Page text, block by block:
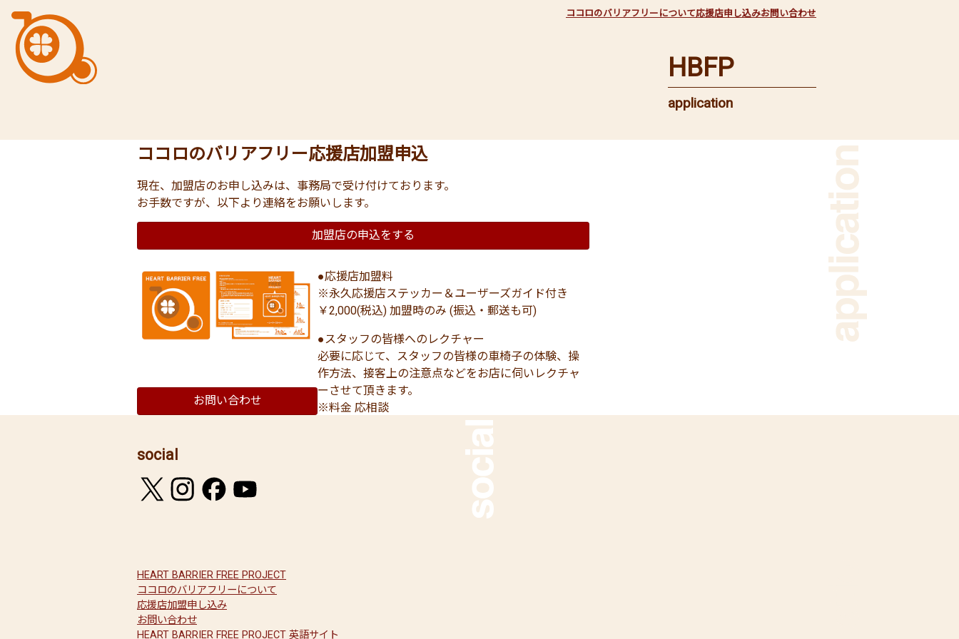
ココロのバリアフリーについて応援店申し込みお問い合わせ
HBFP
application
ココロのバリアフリー応援店加盟申込
現在、加盟店のお申し込みは、事務局で受け付けております。
お手数ですが、以下より連絡をお願いします。
加盟店の申込をする
●応援店加盟料
※永久応援店ステッカー＆ユーザーズガイド付き
￥2,000(税込) 加盟時のみ (振込・郵送も可)
●スタッフの皆様へのレクチャー
必要に応じて、スタッフの皆様の車椅子の体験、操
作方法、接客上の注意点などをお店に伺いレクチャ
ーさせて頂きます。
※料金 応相談
お問い合わせ
social
HEART BARRIER FREE PROJECT
ココロのバリアフリーについて
応援店加盟申し込み
お問い合わせ
HEART BARRIER FREE PROJECT 英語サイト